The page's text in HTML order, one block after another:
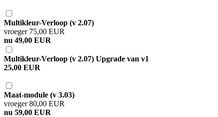
Multikleur-Verloop (v 2.07)
vroeger 75,00 EUR
nu 49,00 EUR
Multikleur-Verloop (v 2.07) Upgrade van v1
25,00 EUR
Maat-module (v 3.03)
vroeger 80,00 EUR
nu 59,00 EUR